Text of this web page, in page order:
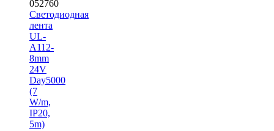
052760
Светодиодная
лента
UL-
A112-
8mm
24V
Day5000
(7
W/m,
IP20,
5m)